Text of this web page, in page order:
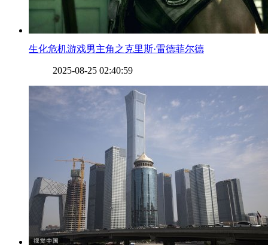
​生化危机游戏男主角之克里斯·雷德菲尔德
2025-08-25 02:40:59